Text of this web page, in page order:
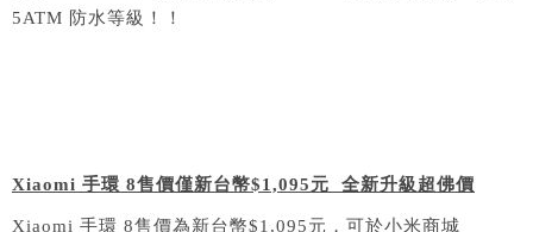
5ATM 防水等級！！
Xiaomi 手環 8售價僅新台幣$1,095元 全新升級超佛價
Xiaomi 手環 8售價為新台幣$1,095元，可於小米商城